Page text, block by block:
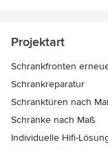
Projektart
Schrankfronten
Schrankreparatur
Schranktüren nach
Schränke nach Maß
Individuelle Hifi-